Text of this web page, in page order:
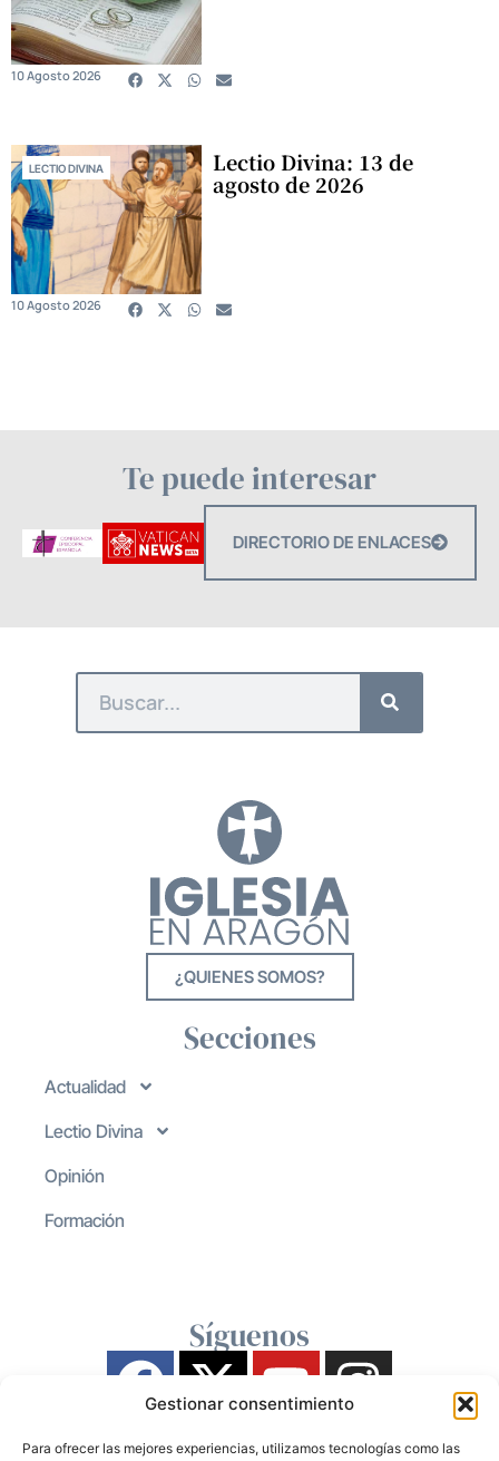
Gestionar consentimiento
Para ofrecer las mejores experiencias, utilizamos tecnologías como las
10 Agosto 2026
LECTIO DIVINA Lectio Divina: 13 de
agosto de 2026
10 Agosto 2026
Te puede interesar
DIRECTORIO DE ENLACES
¿QUIENES SOMOS?
Secciones
Actualidad
Lectio Divina
Opinión
Formación
Síguenos